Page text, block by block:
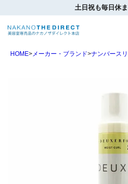
土日祝も毎日休
HOME メーカー・ブランド ナンバース